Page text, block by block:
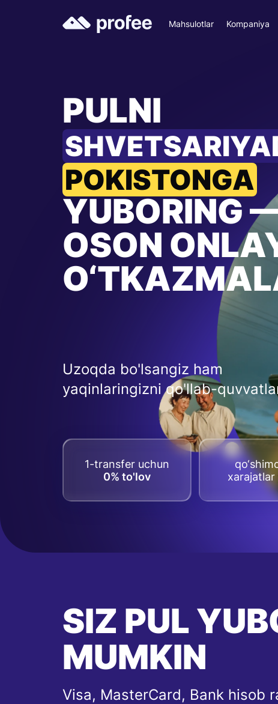
Mahsulotlar Kompaniya
PULNI
POKISTONGA
YUBORING
OSON
Uzoqda bo'lsangiz ham
yaqinlaringizni qo'llab-
1-transfer uchun
0% to'lov
xarajatlar
SIZ PUL
MUMKIN
Visa, MasterCard, Bank hisob